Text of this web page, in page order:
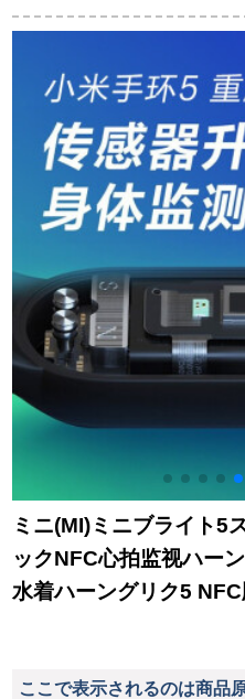
モニタリング多機能
IOS计歩ランニング健
ポーツス
ミネブレ
ミニ(MI)ミニブライト5
ックNFC心拍监视ハー
水着ハーングリク5 NFC
ここで表示されるのは商品